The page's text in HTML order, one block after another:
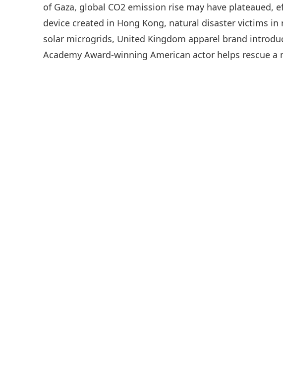
of Gaza, global CO2 emission rise may have plateaued,
device created in Hong Kong, natural disaster victims
solar microgrids, United Kingdom apparel brand
Academy Award-winning American actor helps rescue a